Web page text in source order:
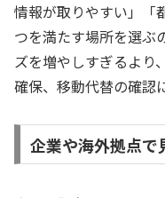
情報が取りやすい」「
つを満たす場所を選ぶ
ズを増やしすぎるより
確保、移動代替の確認
企業や海外拠点で